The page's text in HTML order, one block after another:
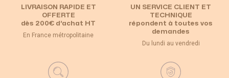
LIVRAISON RAPIDE ET
OFFERTE
dès 200€ d’achat HT
En France métropolitaine
UN SERVICE CLIENT ET
TECHNIQUE
répondent à toutes vos
demandes
Du lundi au vendredi